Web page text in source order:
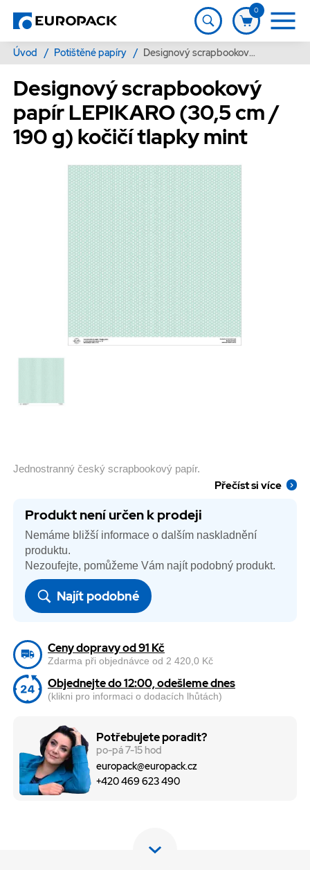
0
Úvod / Potištěné papíry / Designový scrapbookový papír LEPIKARO (30,5 cm / 190 g) kočičí tlapky mint
Designový scrapbookový
papír LEPIKARO (30,5 cm /
190 g) kočičí tlapky mint
Jednostranný český scrapbookový papír.
Přečíst si více
Produkt není určen k prodeji
Nemáme bližší informace o dalším naskladnění
produktu.
Nezoufejte, pomůžeme Vám najít podobný produkt.
Najít podobné
Ceny dopravy od 91 Kč
Zdarma při objednávce od 2 420,0 Kč
Objednejte do 12:00, odešleme dnes
(klikni pro informaci o dodacích lhůtách)
Potřebujete poradit?
po-pá 7-15 hod
europack@europack.cz
+420 469 623 490